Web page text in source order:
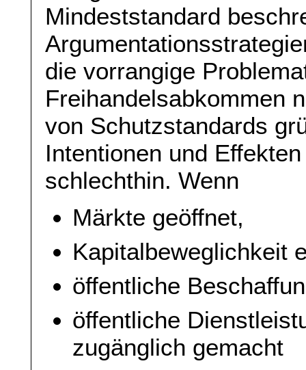
Mindeststandard
die vorrangige
Freihandelsabkommen
von Schutzstandards
Intentionen und
schlechthin. Wenn
Märkte geöffnet,
Kapitalbeweglichkeit
öffentliche
öffentliche
zugänglich gemacht